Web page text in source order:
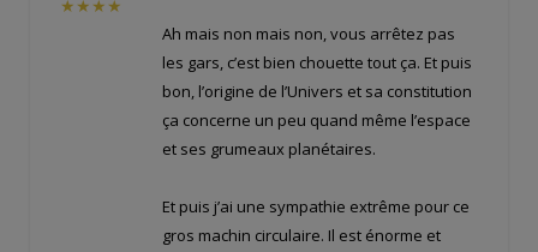
★★★★
Ah mais non mais non, vous arrêtez pas
les gars, c’est bien chouette tout ça. Et puis
bon, l’origine de l’Univers et sa constitution
ça concerne un peu quand même l’espace
et ses grumeaux planétaires.
Et puis j’ai une sympathie extrême pour ce
gros machin circulaire. Il est énorme et